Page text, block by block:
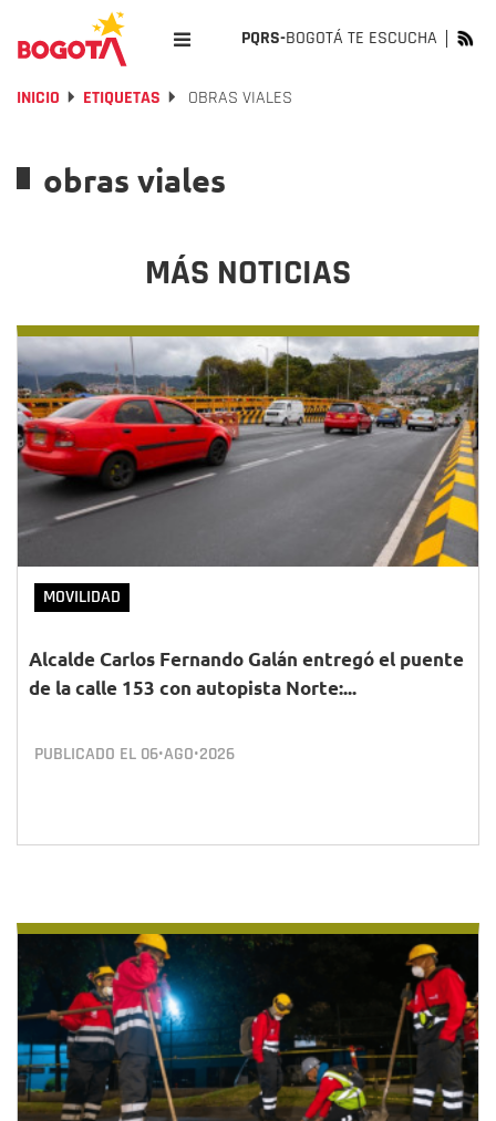
PQRS-BOGOTÁ TE ESCUCHA
INICIO ETIQUETAS OBRAS VIALES
obras viales
MÁS NOTICIAS
MOVILIDAD
Alcalde Carlos Fernando Galán entregó el puente
de la calle 153 con autopista Norte:...
PUBLICADO EL 06•AGO•2026